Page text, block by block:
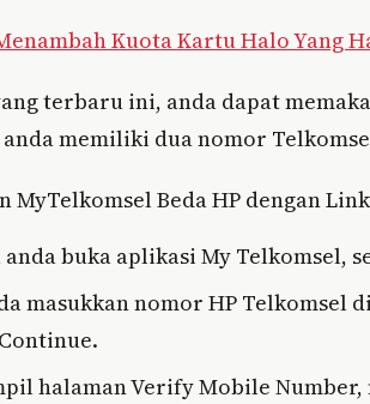
Kuota Kartu Halo Yang
terbaru ini, anda dapat
memiliki dua nomor
Beda HP dengan
buka aplikasi My Telkomsel,
masukkan nomor HP Telkomsel
halaman Verify Mobile